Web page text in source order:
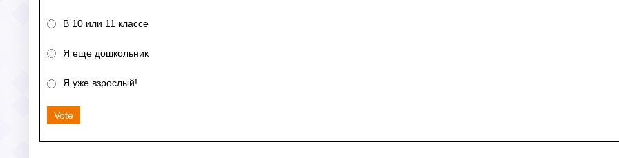
В 10 или 11 классе
Я еще дошкольник
Я уже взрослый!
Vote